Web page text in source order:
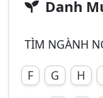
Danh
TÌM NGÀNH
F
G H